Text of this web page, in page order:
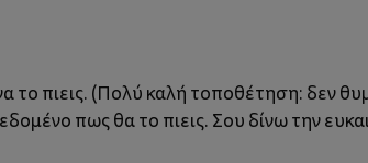
πιεις. (Πολύ καλή τοποθέτηση: δεν
πως θα το πιεις. Σου δίνω την